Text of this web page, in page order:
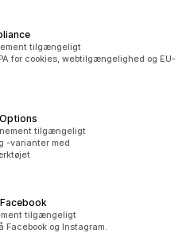
tilgængeligt
for cookies, webtilgængelighed og EU-
tilgængeligt
-varianter med
tilgængeligt
Facebook og Instagram.